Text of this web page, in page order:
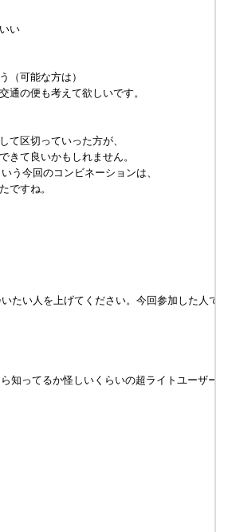
い
（可能な方は）
通の便も考えて欲しいです。
て区切っていった方が、
きて良いかもしれません。
う今回のコンビネーションは、
ですね。
たい人を上げてください。今回参加した人
知ってるか怪しいくらいの超ライトユーザー